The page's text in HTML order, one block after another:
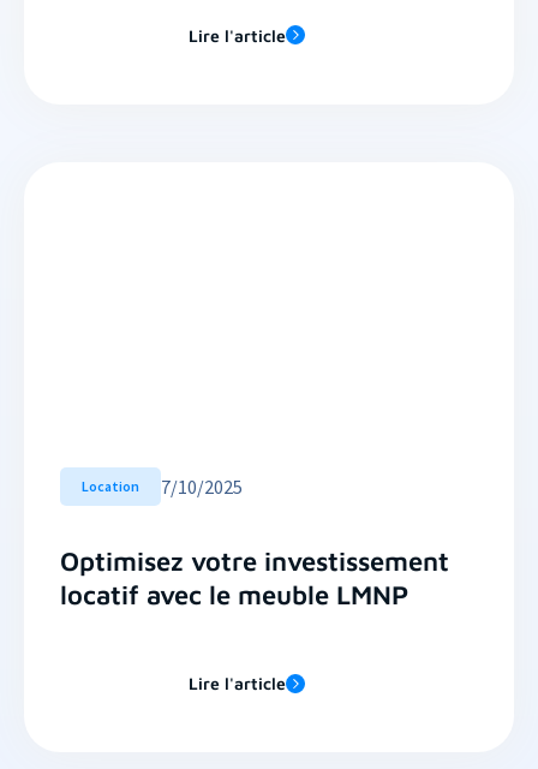
Lire l'article
Location 7/10/2025
Optimisez votre investissement
locatif avec le meuble LMNP
Lire l'article